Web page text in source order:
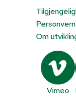
Om
Vimeo